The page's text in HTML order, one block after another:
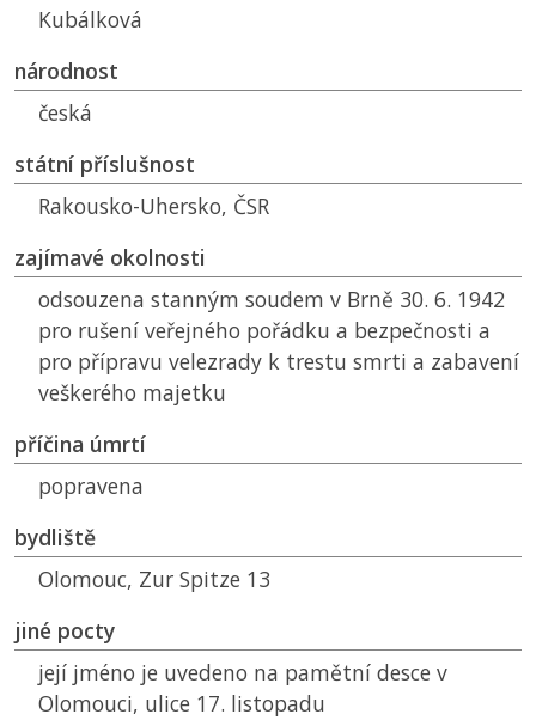
Kubálková
národnost
česká
státní příslušnost
Rakousko-Uhersko, ČSR
zajímavé okolnosti
odsouzena stanným soudem v Brně 30. 6. 1942
pro rušení veřejného pořádku a bezpečnosti a
pro přípravu velezrady k trestu smrti a zabavení
veškerého majetku
příčina úmrtí
popravena
bydliště
Olomouc, Zur Spitze 13
jiné pocty
její jméno je uvedeno na pamětní desce v
Olomouci, ulice 17. listopadu